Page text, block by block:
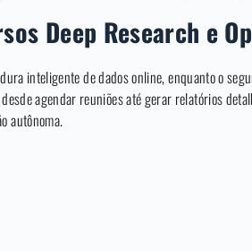
Deep Research e
inteligente de dados online, enquanto o
agendar reuniões até gerar relatórios
autônoma.